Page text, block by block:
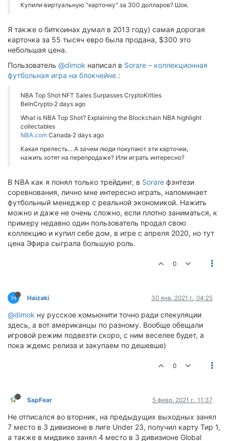
Купили виртуальную "карточку" за 300 долларов? Шок.
Я также о биткоинах думал в 2013 году) самая дорогая
карточка за 55 тысяч евро была продана, $300 это
небольшая цена.
Пользователь @dimok написал в Sorare – коллекционная
футбольная игра на блокчейне.:
NBA Top Shot NFT Sales Surpasses CryptoKitties
BeInCrypto·2 days ago
What is NBA Top Shot? Explaining the Blockchain NBA highlight
collectables
NBA.com Canada·2 days ago
Какая прелесть... А зачем люди покупают эти карточки,
нажить хотят на перепродаже? Или играть интересно?
В NBA как я понял только трейдинг, в Sorare фэнтези
соревнования, лично мне интересно играть, напоминает
футбольный менеджер с реальной экономикой. Нажить
можно и даже не очень сложно, если плотно заниматься, к
примеру недавно один пользователь продал свою
коллекцию и купил себе дом, в игре с апреля 2020, но тут
цена Эфира сыграла большую роль.
0
H Haizaki 30 янв. 2021 г., 04:25
@dimok ну русское комьюнити точно ради спекуляции
здесь, а вот американцы по разному. Вообще обещали
игровой режим подвезти скоро, с ним веселее будет, а
пока ждемс релиза и закупаем по дешевше)
0
SapFear 5 февр. 2021 г., 11:37
Не отписался во вторник, на предыдущих выходных занял
7 место в 3 дивизионе в лиге Under 23, получил карту Тир 1,
а также в мидвике занял 4 место в 3 дивизионе Global